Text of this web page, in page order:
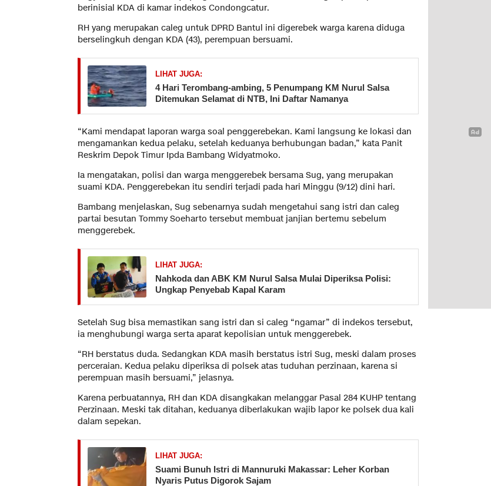
berinisial KDA di kamar indekos Condongcatur.
RH yang merupakan caleg untuk DPRD Bantul ini digerebek warga karena diduga
berselingkuh dengan KDA (43), perempuan bersuami.
LIHAT JUGA:
​4 Hari Terombang-ambing, 5 Penumpang KM Nurul Salsa
Ditemukan Selamat di NTB, Ini Daftar Namanya
“Kami mendapat laporan warga soal penggerebekan. Kami langsung ke lokasi dan
mengamankan kedua pelaku, setelah keduanya berhubungan badan,” kata Panit
Reskrim Depok Timur Ipda Bambang Widyatmoko.
Ia mengatakan, polisi dan warga menggerebek bersama Sug, yang merupakan
suami KDA. Penggerebekan itu sendiri terjadi pada hari Minggu (9/12) dini hari.
Bambang menjelaskan, Sug sebenarnya sudah mengetahui sang istri dan caleg
partai besutan Tommy Soeharto tersebut membuat janjian bertemu sebelum
menggerebek.
LIHAT JUGA:
Nahkoda dan ABK KM Nurul Salsa Mulai Diperiksa Polisi:
Ungkap Penyebab Kapal Karam
Setelah Sug bisa memastikan sang istri dan si caleg “ngamar” di indekos tersebut,
ia menghubungi warga serta aparat kepolisian untuk menggerebek.
“RH berstatus duda. Sedangkan KDA masih berstatus istri Sug, meski dalam proses
perceraian. Kedua pelaku diperiksa di polsek atas tuduhan perzinaan, karena si
perempuan masih bersuami,” jelasnya.
Karena perbuatannya, RH dan KDA disangkakan melanggar Pasal 284 KUHP tentang
Perzinaan. Meski tak ditahan, keduanya diberlakukan wajib lapor ke polsek dua kali
dalam sepekan.
LIHAT JUGA:
Suami Bunuh Istri di Mannuruki Makassar: Leher Korban
Nyaris Putus Digorok Sajam